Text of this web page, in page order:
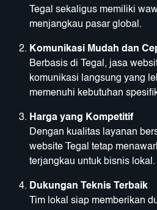
Tegal sekaligus memiliki
menjangkau pasar global.
Komunikasi Mudah dan
Berbasis di Tegal, jasa
komunikasi langsung yang
memenuhi kebutuhan
Harga yang Kompetitif
Dengan kualitas layanan
website Tegal tetap
terjangkau untuk bisnis lokal.
Dukungan Teknis Terbaik
Tim lokal siap memberikan